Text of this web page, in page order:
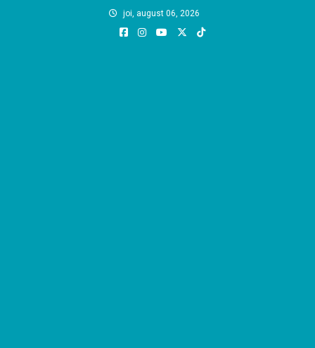
joi, august 06, 2026